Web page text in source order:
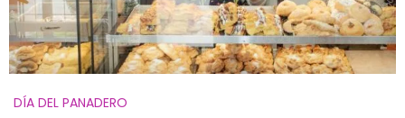
DÍA DEL PANADERO